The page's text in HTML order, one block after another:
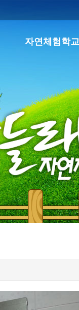
자연체험학교